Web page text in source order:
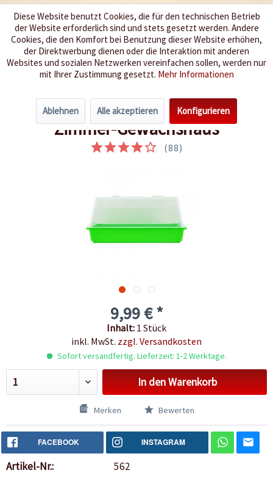
Wir würzen Ihr Leben
Menü
Übersicht Romberg
Zimmer-Gewächshaus
(88)
9,99 € *
Inhalt: 1 Stück
inkl. MwSt. zzgl. Versandkosten
Sofort versandfertig. Lieferzeit: 1-2 Werktage.
In denWarenkorb
Merken Bewerten
FACEBOOK INSTAGRAM
Artikel-Nr.: 562
Diese Website benutzt Cookies, die für den technischen Betrieb
der Website erforderlich sind und stets gesetzt werden. Andere
Cookies, die den Komfort bei Benutzung dieser Website erhöhen,
der Direktwerbung dienen oder die Interaktion mit anderen
Websites und sozialen Netzwerken vereinfachen sollen, werden nur
mit Ihrer Zustimmung gesetzt. Mehr Informationen
Ablehnen Alle akzeptieren Konfigurieren